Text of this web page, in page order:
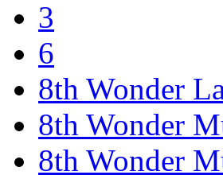
3
6
8th Wonder
8th Wonder
8th Wonder